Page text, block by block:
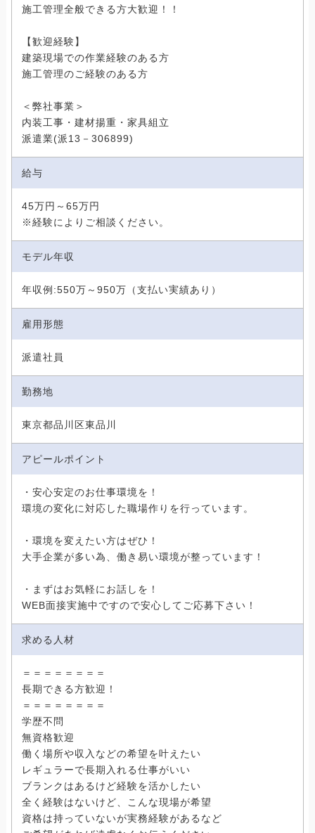
施工管理全般できる方大歓迎！！
【歓迎経験】
建築現場での作業経験のある方
施工管理のご経験のある方
＜弊社事業＞
内装工事・建材揚重・家具組立
派遣業(派13－306899)
給与
45万円～65万円
※経験によりご相談ください。
モデル年収
年収例:550万～950万（支払い実績あり）
雇用形態
派遣社員
勤務地
東京都品川区東品川
アピールポイント
・安心安定のお仕事環境を！
環境の変化に対応した職場作りを行っています。
・環境を変えたい方はぜひ！
大手企業が多い為、働き易い環境が整っています！
・まずはお気軽にお話しを！
WEB面接実施中ですので安心してご応募下さい！
求める人材
＝＝＝＝＝＝＝＝
長期できる方歓迎！
＝＝＝＝＝＝＝＝
学歴不問
無資格歓迎
働く場所や収入などの希望を叶えたい
レギュラーで長期入れる仕事がいい
ブランクはあるけど経験を活かしたい
全く経験はないけど、こんな現場が希望
資格は持っていないが実務経験があるなど